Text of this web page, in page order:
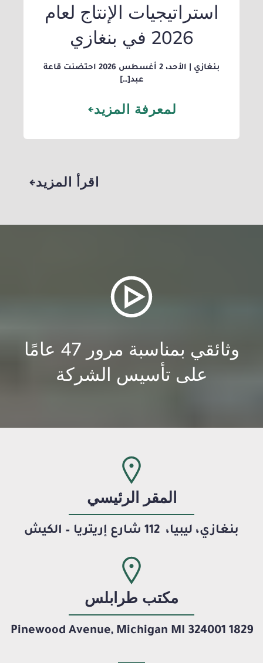
استراتيجيات الإنتاج لعام
2026 في بنغازي
بنغازي | الأحد، 2 أغسطس 2026 احتضنت قاعة
عبد[…]
لمعرفة المزيد
اقرأ المزيد
وثائقي بمناسبة مرور 47 عامًا
على تأسيس الشركة
المقر الرئيسي
بنغازي، ليبيا، 112 شارع إريتريا – الكيش
مكتب طرابلس
1829 Pinewood Avenue, Michigan MI 324001